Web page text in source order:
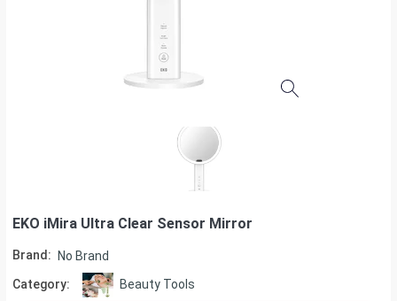
EKO iMira Ultra Clear Sensor Mirror
Brand: No Brand
Category: Beauty Tools